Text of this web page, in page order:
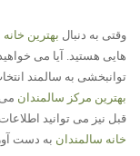
وقتی به دنبال بهترین
هایی هستید. آیا می
توانبخشی به سالمند
بهترین مرکز سالمندان می
قبل نیز می توانید
خانه سالمندان به دست